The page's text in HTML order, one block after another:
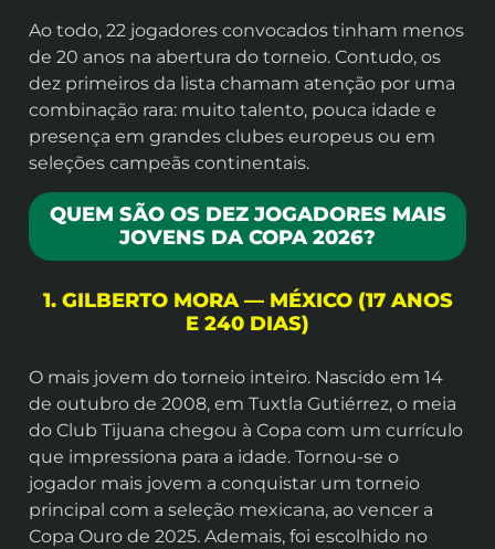
Ao todo, 22 jogadores convocados tinham menos
de 20 anos na abertura do torneio. Contudo, os
dez primeiros da lista chamam atenção por uma
combinação rara: muito talento, pouca idade e
presença em grandes clubes europeus ou em
seleções campeãs continentais.
QUEM SÃO OS DEZ JOGADORES MAIS
JOVENS DA COPA 2026?
1. GILBERTO MORA — MÉXICO (17 ANOS
E 240 DIAS)
O mais jovem do torneio inteiro. Nascido em 14
de outubro de 2008, em Tuxtla Gutiérrez, o meia
do Club Tijuana chegou à Copa com um currículo
que impressiona para a idade. Tornou-se o
jogador mais jovem a conquistar um torneio
principal com a seleção mexicana, ao vencer a
Copa Ouro de 2025. Ademais, foi escolhido no